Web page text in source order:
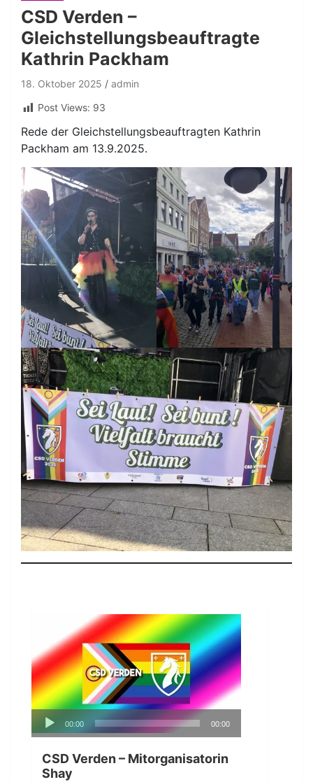
CSD Verden –
Gleichstellungsbeauftragte
Kathrin Packham
18. Oktober 2025
admin
Post Views: 93
Rede der Gleichstellungsbeauftragten Kathrin
Packham am 13.9.2025.
Audio-
Player
00:00 00:00
CSD Verden – Mitorganisatorin
Shay